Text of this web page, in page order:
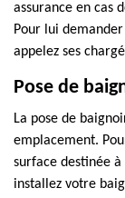
assurance en cas
Pour lui
appelez ses
Pose de
La pose de
emplacement.
surface destinée
installez votre